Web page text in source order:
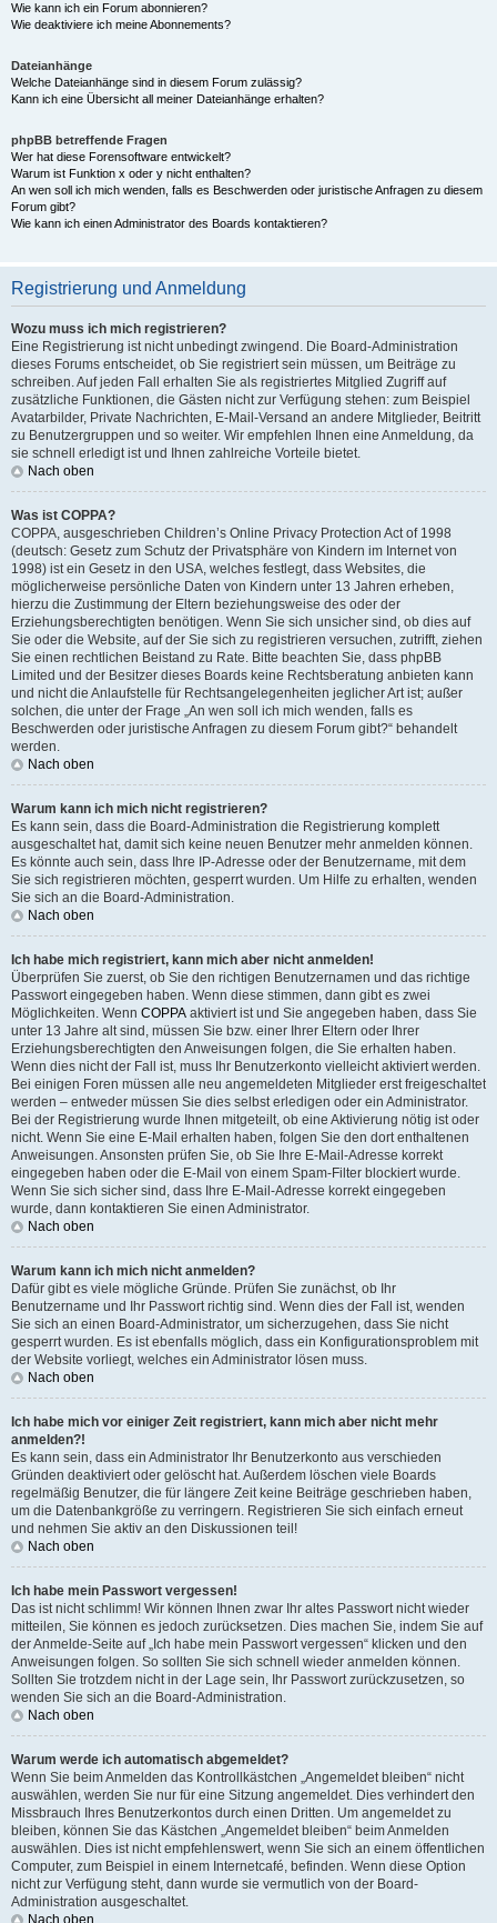
Wie kann ich ein Forum abonnieren?
Wie deaktiviere ich meine Abonnements?
Dateianhänge
Welche Dateianhänge sind in diesem Forum zulässig?
Kann ich eine Übersicht all meiner Dateianhänge erhalten?
phpBB betreffende Fragen
Wer hat diese Forensoftware entwickelt?
Warum ist Funktion x oder y nicht enthalten?
An wen soll ich mich wenden, falls es Beschwerden oder juristische Anfragen zu diesem
Forum gibt?
Wie kann ich einen Administrator des Boards kontaktieren?
Registrierung und Anmeldung
Wozu muss ich mich registrieren?
Eine Registrierung ist nicht unbedingt zwingend. Die Board-Administration
dieses Forums entscheidet, ob Sie registriert sein müssen, um Beiträge zu
schreiben. Auf jeden Fall erhalten Sie als registriertes Mitglied Zugriff auf
zusätzliche Funktionen, die Gästen nicht zur Verfügung stehen: zum Beispiel
Avatarbilder, Private Nachrichten, E-Mail-Versand an andere Mitglieder, Beitritt
zu Benutzergruppen und so weiter. Wir empfehlen Ihnen eine Anmeldung, da
sie schnell erledigt ist und Ihnen zahlreiche Vorteile bietet.
Nach oben
Was ist COPPA?
COPPA, ausgeschrieben Children’s Online Privacy Protection Act of 1998
(deutsch: Gesetz zum Schutz der Privatsphäre von Kindern im Internet von
1998) ist ein Gesetz in den USA, welches festlegt, dass Websites, die
möglicherweise persönliche Daten von Kindern unter 13 Jahren erheben,
hierzu die Zustimmung der Eltern beziehungsweise des oder der
Erziehungsberechtigten benötigen. Wenn Sie sich unsicher sind, ob dies auf
Sie oder die Website, auf der Sie sich zu registrieren versuchen, zutrifft, ziehen
Sie einen rechtlichen Beistand zu Rate. Bitte beachten Sie, dass phpBB
Limited und der Besitzer dieses Boards keine Rechtsberatung anbieten kann
und nicht die Anlaufstelle für Rechtsangelegenheiten jeglicher Art ist; außer
solchen, die unter der Frage „An wen soll ich mich wenden, falls es
Beschwerden oder juristische Anfragen zu diesem Forum gibt?“ behandelt
werden.
Nach oben
Warum kann ich mich nicht registrieren?
Es kann sein, dass die Board-Administration die Registrierung komplett
ausgeschaltet hat, damit sich keine neuen Benutzer mehr anmelden können.
Es könnte auch sein, dass Ihre IP-Adresse oder der Benutzername, mit dem
Sie sich registrieren möchten, gesperrt wurden. Um Hilfe zu erhalten, wenden
Sie sich an die Board-Administration.
Nach oben
Ich habe mich registriert, kann mich aber nicht anmelden!
Überprüfen Sie zuerst, ob Sie den richtigen Benutzernamen und das richtige
Passwort eingegeben haben. Wenn diese stimmen, dann gibt es zwei
Möglichkeiten. Wenn COPPA aktiviert ist und Sie angegeben haben, dass Sie
unter 13 Jahre alt sind, müssen Sie bzw. einer Ihrer Eltern oder Ihrer
Erziehungsberechtigten den Anweisungen folgen, die Sie erhalten haben.
Wenn dies nicht der Fall ist, muss Ihr Benutzerkonto vielleicht aktiviert werden.
Bei einigen Foren müssen alle neu angemeldeten Mitglieder erst freigeschaltet
werden – entweder müssen Sie dies selbst erledigen oder ein Administrator.
Bei der Registrierung wurde Ihnen mitgeteilt, ob eine Aktivierung nötig ist oder
nicht. Wenn Sie eine E-Mail erhalten haben, folgen Sie den dort enthaltenen
Anweisungen. Ansonsten prüfen Sie, ob Sie Ihre E-Mail-Adresse korrekt
eingegeben haben oder die E-Mail von einem Spam-Filter blockiert wurde.
Wenn Sie sich sicher sind, dass Ihre E-Mail-Adresse korrekt eingegeben
wurde, dann kontaktieren Sie einen Administrator.
Nach oben
Warum kann ich mich nicht anmelden?
Dafür gibt es viele mögliche Gründe. Prüfen Sie zunächst, ob Ihr
Benutzername und Ihr Passwort richtig sind. Wenn dies der Fall ist, wenden
Sie sich an einen Board-Administrator, um sicherzugehen, dass Sie nicht
gesperrt wurden. Es ist ebenfalls möglich, dass ein Konfigurationsproblem mit
der Website vorliegt, welches ein Administrator lösen muss.
Nach oben
Ich habe mich vor einiger Zeit registriert, kann mich aber nicht mehr
anmelden?!
Es kann sein, dass ein Administrator Ihr Benutzerkonto aus verschieden
Gründen deaktiviert oder gelöscht hat. Außerdem löschen viele Boards
regelmäßig Benutzer, die für längere Zeit keine Beiträge geschrieben haben,
um die Datenbankgröße zu verringern. Registrieren Sie sich einfach erneut
und nehmen Sie aktiv an den Diskussionen teil!
Nach oben
Ich habe mein Passwort vergessen!
Das ist nicht schlimm! Wir können Ihnen zwar Ihr altes Passwort nicht wieder
mitteilen, Sie können es jedoch zurücksetzen. Dies machen Sie, indem Sie auf
der Anmelde-Seite auf „Ich habe mein Passwort vergessen“ klicken und den
Anweisungen folgen. So sollten Sie sich schnell wieder anmelden können.
Sollten Sie trotzdem nicht in der Lage sein, Ihr Passwort zurückzusetzen, so
wenden Sie sich an die Board-Administration.
Nach oben
Warum werde ich automatisch abgemeldet?
Wenn Sie beim Anmelden das Kontrollkästchen „Angemeldet bleiben“ nicht
auswählen, werden Sie nur für eine Sitzung angemeldet. Dies verhindert den
Missbrauch Ihres Benutzerkontos durch einen Dritten. Um angemeldet zu
bleiben, können Sie das Kästchen „Angemeldet bleiben“ beim Anmelden
auswählen. Dies ist nicht empfehlenswert, wenn Sie sich an einem öffentlichen
Computer, zum Beispiel in einem Internetcafé, befinden. Wenn diese Option
nicht zur Verfügung steht, dann wurde sie vermutlich von der Board-
Administration ausgeschaltet.
Nach oben